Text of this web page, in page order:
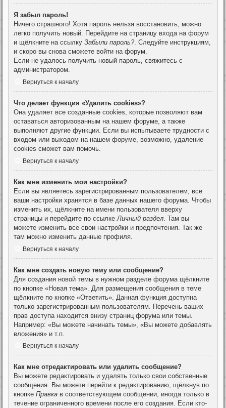
Я забыл пароль!
Ничего страшного! Хотя пароль нельзя восстановить, можно
легко получить новый. Перейдите на страницу входа на форум
и щёлкните на ссылку Забыли пароль?. Следуйте инструкциям,
и скоро вы снова сможете войти на форум.
Если не удалось получить новый пароль, свяжитесь с
администратором.
Вернуться к началу
Что делает функция «Удалить cookies»?
Она удаляет все созданные cookies, которые позволяют вам
оставаться авторизованным на нашем форуме, а также
выполняют другие функции. Если вы испытываете трудности с
входом или выходом на нашем форуме, возможно, удаление
cookies сможет вам помочь.
Вернуться к началу
Как мне изменить мои настройки?
Если вы являетесь зарегистрированным пользователем, все
ваши настройки хранятся в базе данных нашего форума. Чтобы
изменить их, щёлкните на имени пользователя вверху
страницы и перейдите по ссылке Личный раздел . Там вы
можете изменить все свои настройки и предпочтения. Так же
там можно изменить данные профиля.
Вернуться к началу
Как мне создать новую тему или сообщение?
Для создания новой темы в нужном разделе форума щёлкните
по кнопке «Новая тема». Для размещения сообщения в теме
щёлкните по кнопке «Ответить». Данная функция доступна
только зарегистрированным пользователям. Перечень ваших
прав доступа находится внизу страниц форума или темы.
Например: «Вы можете начинать темы», «Вы можете добавлять
вложения» и т.п.
Вернуться к началу
Как мне отредактировать или удалить сообщение?
Вы можете редактировать и удалять только свои собственные
сообщения. Вы можете перейти к редактированию, щёлкнув по
кнопке Правка в соответствующем сообщении, иногда только в
течение ограниченного времени после его создания. Если кто-